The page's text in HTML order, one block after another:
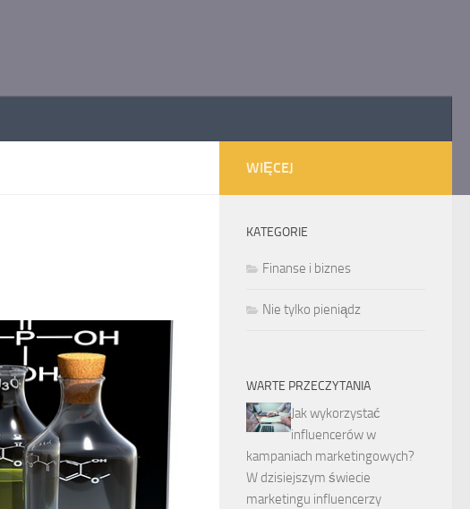
WIĘCEJ
KATEGORIE
Finanse i biznes
Nie tylko pieniądz
WARTE PRZECZYTANIA
Jak wykorzystać
influencerów w
kampaniach marketingowych?
W dzisiejszym świecie
marketingu influencerzy